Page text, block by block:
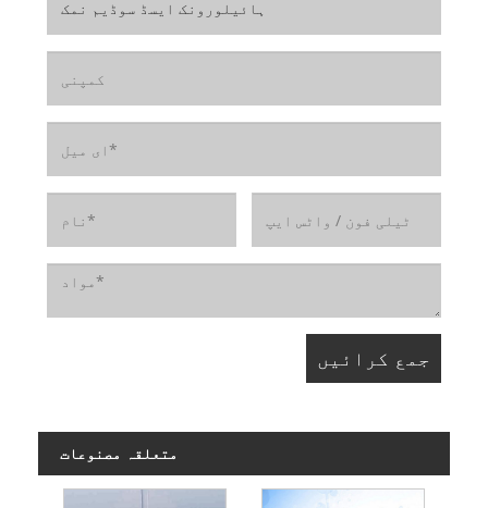
متعلقہ مصنوعات